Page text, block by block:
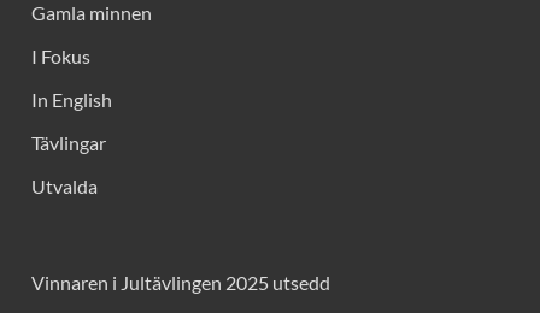
Gamla minnen
I Fokus
In English
Tävlingar
Utvalda
Vinnaren i Jultävlingen 2025 utsedd